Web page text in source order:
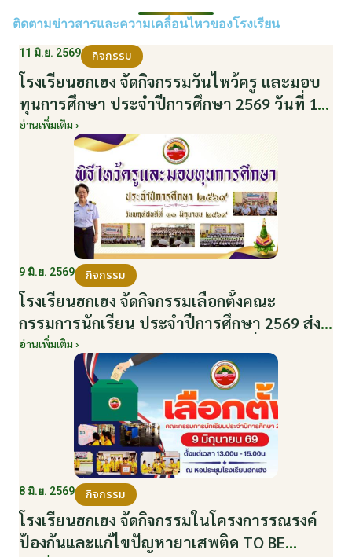
ติดตามข่าวสารและความเคลื่อนไหวของโรงเรียน
11 มิ.ย. 2569 กิจกรรม
โรงเรียนฮกเฮง จัดกิจกรรมวันไหว้ครู และมอบ
ทุนการศึกษา ประจำปีการศึกษา 2569 วันที่ 11
มิถุนายน 2569
อ่านเพิ่มเติม ›
9 มิ.ย. 2569 กิจกรรม
โรงเรียนฮกเฮง จัดกิจกรรมเลือกตั้งคณะ
กรรมการนักเรียน ประจำปีการศึกษา 2569 ส่ง
เสริมประชาธิปไตยในโรงเรียน วันที่ 9 มิถุนายน
อ่านเพิ่มเติม ›
8 มิ.ย. 2569 กิจกรรม
โรงเรียนฮกเฮง จัดกิจกรรมในโครงการรณรงค์
ป้องกันและแก้ไขปัญหายาเสพติด TO BE